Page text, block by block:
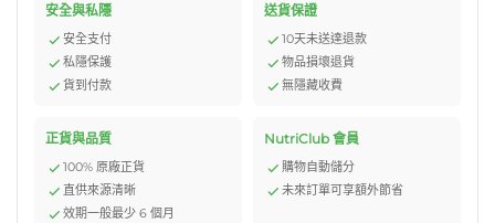
安全與私隱
安全支付
私隱保護
貨到付款
送貨保證
10天未送達退款
物品損壞退貨
無隱藏收費
正貨與品質
100% 原廠正貨
直供來源清晰
效期一般最少 6 個月
NutriClub 會員
購物自動儲分
未來訂單可享額外節省